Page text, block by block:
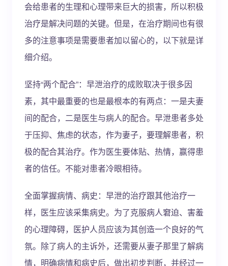
会给患者的生理和心理带来巨大的损害，所以积极
治疗是解决问题的关键。但是，在治疗期间也有很
多的注意事项是需要患者加以留心的，以下就是详
细介绍。
坚持“两个配合”：早泄治疗的成败取决于很多因
素，其中最重要的也是最根本的有两点：一是夫妻
间的配合，二是医生与病人的配合。早泄患者多处
于压抑、焦虑的状态，作为妻子，要理解患者，积
极的配合其治疗。作为医生要体贴、热情，赢得患
者的信任。不能对患者冷眼相待。
全面掌握病情、病史：早泄的治疗跟其他治疗一
样，医生应该采集病史。为了克服病人窘迫、害羞
的心理障碍，医护人员应该为其创造一个良好的气
氛。除了病人的主诉外，还需要从妻子那里了解病
情，明确病情和病史后，做出初步判断，并经过一